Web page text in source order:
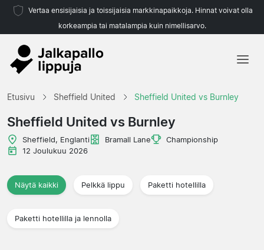
Vertaa ensisijaisia ja toissijaisia markkinapaikkoja. Hinnat voivat olla
korkeampia tai matalampia kuin nimellisarvo.
Etusivu Sheffield United Sheffield United vs Burnley
Sheffield United vs Burnley
Sheffield, Englanti Bramall Lane
Championship
12 Joulukuu 2026
Näytä kaikki Pelkkä lippu Paketti hotellilla
Paketti hotellilla ja lennolla